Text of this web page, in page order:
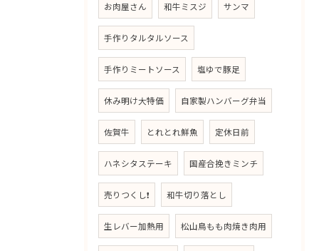
お肉屋さん 和牛ミスジ サンマ
手作りタルタルソース
手作りミートソース 塩ゆで豚足
休み明け大特価 自家製ハンバーグ弁当
佐賀牛 とれとれ鮮魚 定休日前
ハネシタステーキ 国産合挽きミンチ
売りつくし❗ 和牛切り落とし
生レバー加熱用 松山鳥もも肉焼き肉用